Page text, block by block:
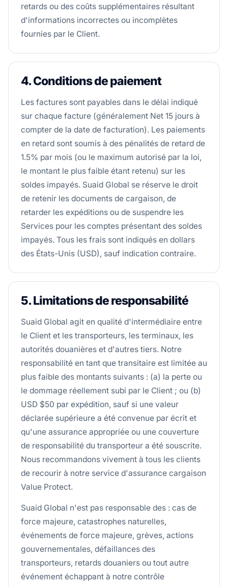
retards ou des coûts supplémentaires résultant
d'informations incorrectes ou incomplètes
fournies par le Client.
4. Conditions de paiement
Les factures sont payables dans le délai indiqué
sur chaque facture (généralement Net 15 jours à
compter de la date de facturation). Les paiements
en retard sont soumis à des pénalités de retard de
1.5% par mois (ou le maximum autorisé par la loi,
le montant le plus faible étant retenu) sur les
soldes impayés. Suaid Global se réserve le droit
de retenir les documents de cargaison, de
retarder les expéditions ou de suspendre les
Services pour les comptes présentant des soldes
impayés. Tous les frais sont indiqués en dollars
des États-Unis (USD), sauf indication contraire.
5. Limitations de responsabilité
Suaid Global agit en qualité d'intermédiaire entre
le Client et les transporteurs, les terminaux, les
autorités douanières et d'autres tiers. Notre
responsabilité en tant que transitaire est limitée au
plus faible des montants suivants : (a) la perte ou
le dommage réellement subi par le Client ; ou (b)
USD $50 par expédition, sauf si une valeur
déclarée supérieure a été convenue par écrit et
qu'une assurance appropriée ou une couverture
de responsabilité du transporteur a été souscrite.
Nous recommandons vivement à tous les clients
de recourir à notre service d'assurance cargaison
Value Protect.
Suaid Global n'est pas responsable des : cas de
force majeure, catastrophes naturelles,
événements de force majeure, grèves, actions
gouvernementales, défaillances des
transporteurs, retards douaniers ou tout autre
événement échappant à notre contrôle